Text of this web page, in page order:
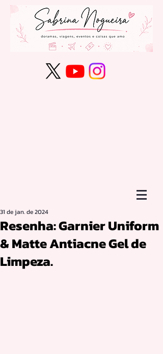
Resenha: Garnier Uniform
& Matte Antiacne Gel de
Limpeza.
31 de jan. de 2024